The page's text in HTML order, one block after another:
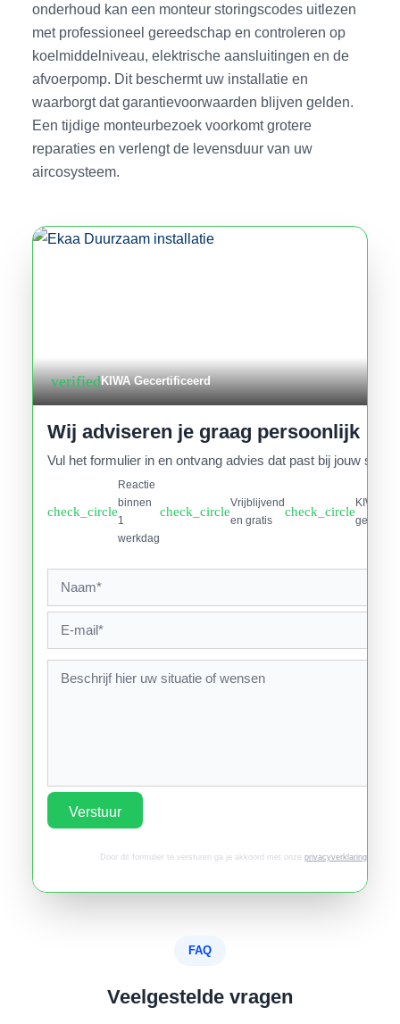
onderhoud kan een monteur storingscodes uitlezen
met professioneel gereedschap en controleren op
koelmiddelniveau, elektrische aansluitingen en de
afvoerpomp. Dit beschermt uw installatie en
waarborgt dat garantievoorwaarden blijven gelden.
Een tijdige monteurbezoek voorkomt grotere
reparaties en verlengt de levensduur van uw
aircosysteem.
verifiedKIWA Gecertificeerd
Wij adviseren je graag persoonlijk
Vul het formulier in en ontvang advies dat past bij jouw
check_circle
Reactie
binnen
1
werkdag
check_circle
Vrijblijvend
en gratis
check_circle
KIWA
Verstuur
Door dit formulier te versturen ga je akkoord met onze privacyverklaring.
FAQ
Veelgestelde vragen